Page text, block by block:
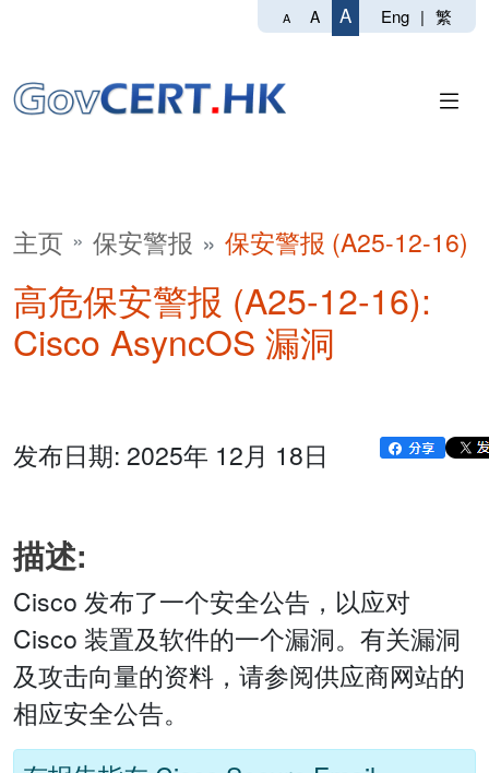
A A A Eng | 繁
主页 保安警报 保安警报 (A25-12-16)
高危保安警报 (A25-12-16):
Cisco AsyncOS 漏洞
发布日期: 2025年 12月 18日
描述:
Cisco 发布了一个安全公告，以应对
Cisco 装置及软件的一个漏洞。有关漏洞
及攻击向量的资料，请参阅供应商网站的
相应安全公告。